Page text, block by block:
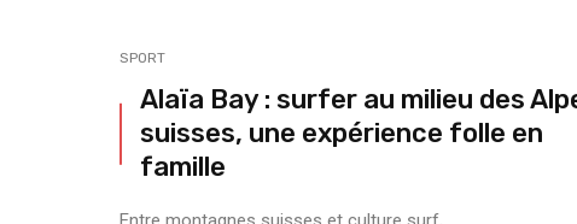
SPORT
Alaïa Bay : surfer au milieu des
suisses, une expérience folle en
famille